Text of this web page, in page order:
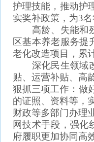
护理技能，推动护
实奖补政策，为3
高龄、失能和残
区基本养老服务
老化改造项目，累
深化民生领域改
贴、运营补贴、高
狠抓三项工作：做
的证照、资料等，
财政等多部门办理
网技术手段，强化
府履职更加协同高